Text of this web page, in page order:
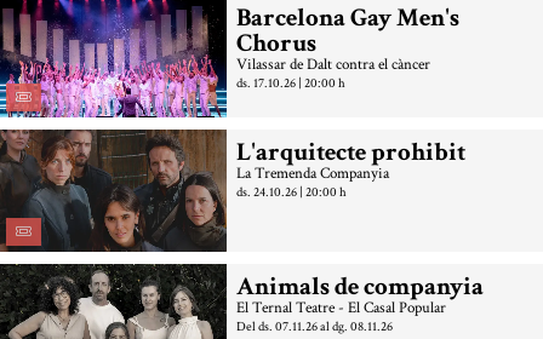
Barcelona Gay Men's
Chorus
Vilassar de Dalt contra el càncer
ds. 17.10.26| 20:00 h
L'arquitecte prohibit
La Tremenda Companyia
ds. 24.10.26| 20:00 h
Animals de companyia
El Ternal Teatre - El Casal Popular
Del ds. 07.11.26al dg. 08.11.26